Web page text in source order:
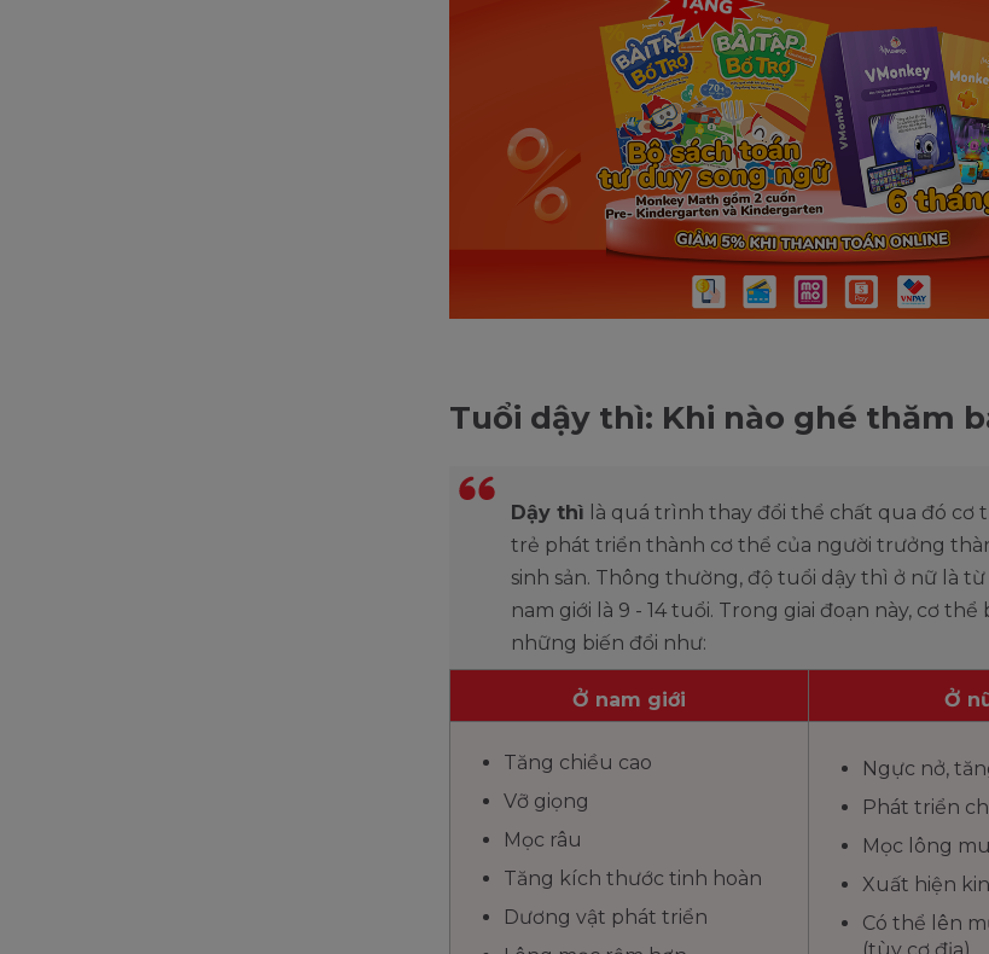
Tuổi dậy thì: Khi nào ghé thăm
Dậy thì là quá trình thay đổi thể chất qua đó cơ
trẻ phát triển thành cơ thể của người trưởng
sinh sản. Thông thường, độ tuổi dậy thì ở nữ là từ
nam giới là 9 - 14 tuổi. Trong giai đoạn này, cơ thể
những biến đổi như:
Ở nam giới Ở
Tăng chiều cao
Vỡ giọng
Mọc râu
Tăng kích thước tinh hoàn
Dương vật phát triển
Ngực nở,
Phát triển
Mọc lông mu
Xuất hiện
Có thể lên